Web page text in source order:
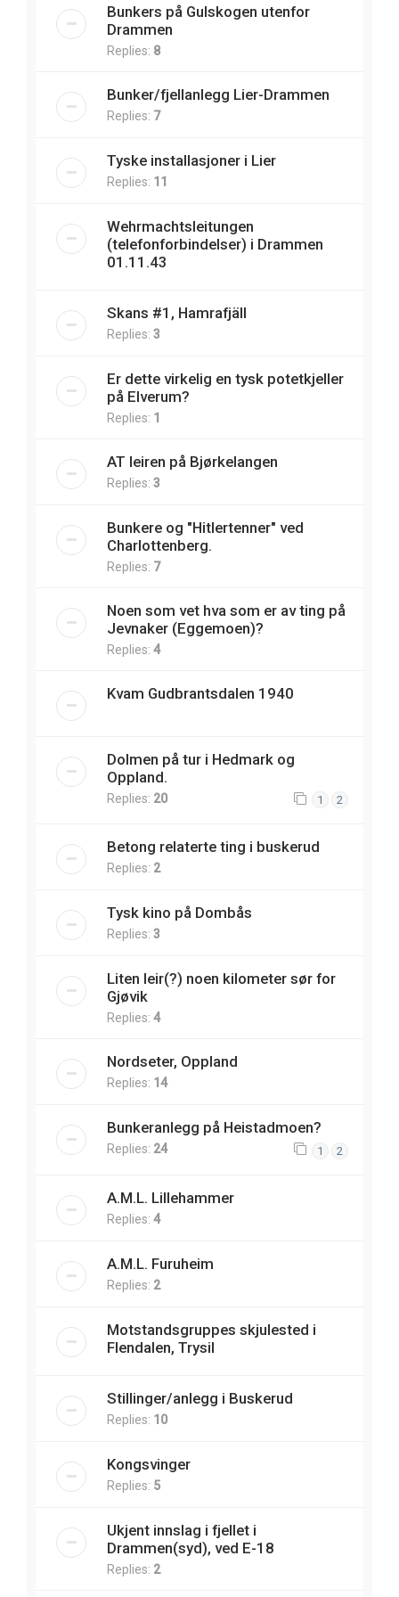
Bunkers på Gulskogen utenfor
Drammen
Replies: 8
Bunker/fjellanlegg Lier-Drammen
Replies: 7
Tyske installasjoner i Lier
Replies: 11
Wehrmachtsleitungen
(telefonforbindelser) i Drammen
01.11.43
Skans #1, Hamrafjäll
Replies: 3
Er dette virkelig en tysk potetkjeller
på Elverum?
Replies: 1
AT leiren på Bjørkelangen
Replies: 3
Bunkere og "Hitlertenner" ved
Charlottenberg.
Replies: 7
Noen som vet hva som er av ting på
Jevnaker (Eggemoen)?
Replies: 4
Kvam Gudbrantsdalen 1940
Dolmen på tur i Hedmark og
Oppland.
Replies: 20 1 2
Betong relaterte ting i buskerud
Replies: 2
Tysk kino på Dombås
Replies: 3
Liten leir(?) noen kilometer sør for
Gjøvik
Replies: 4
Nordseter, Oppland
Replies: 14
Bunkeranlegg på Heistadmoen?
Replies: 24 1 2
A.M.L. Lillehammer
Replies: 4
A.M.L. Furuheim
Replies: 2
Motstandsgruppes skjulested i
Flendalen, Trysil
Stillinger/anlegg i Buskerud
Replies: 10
Kongsvinger
Replies: 5
Ukjent innslag i fjellet i
Drammen(syd), ved E-18
Replies: 2